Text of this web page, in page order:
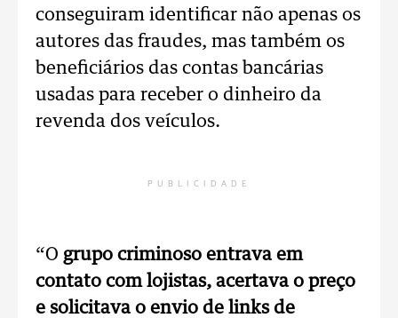
conseguiram identificar não apenas os
autores das fraudes, mas também os
beneficiários das contas bancárias
usadas para receber o dinheiro da
revenda dos veículos.
PUBLICIDADE
“O grupo criminoso entrava em
contato com lojistas, acertava o preço
e solicitava o envio de links de